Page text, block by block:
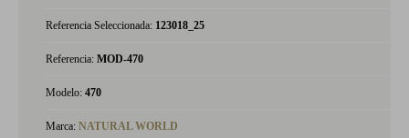
Referencia Seleccionada: 123018_25
Referencia: MOD-470
Modelo: 470
Marca: NATURAL WORLD